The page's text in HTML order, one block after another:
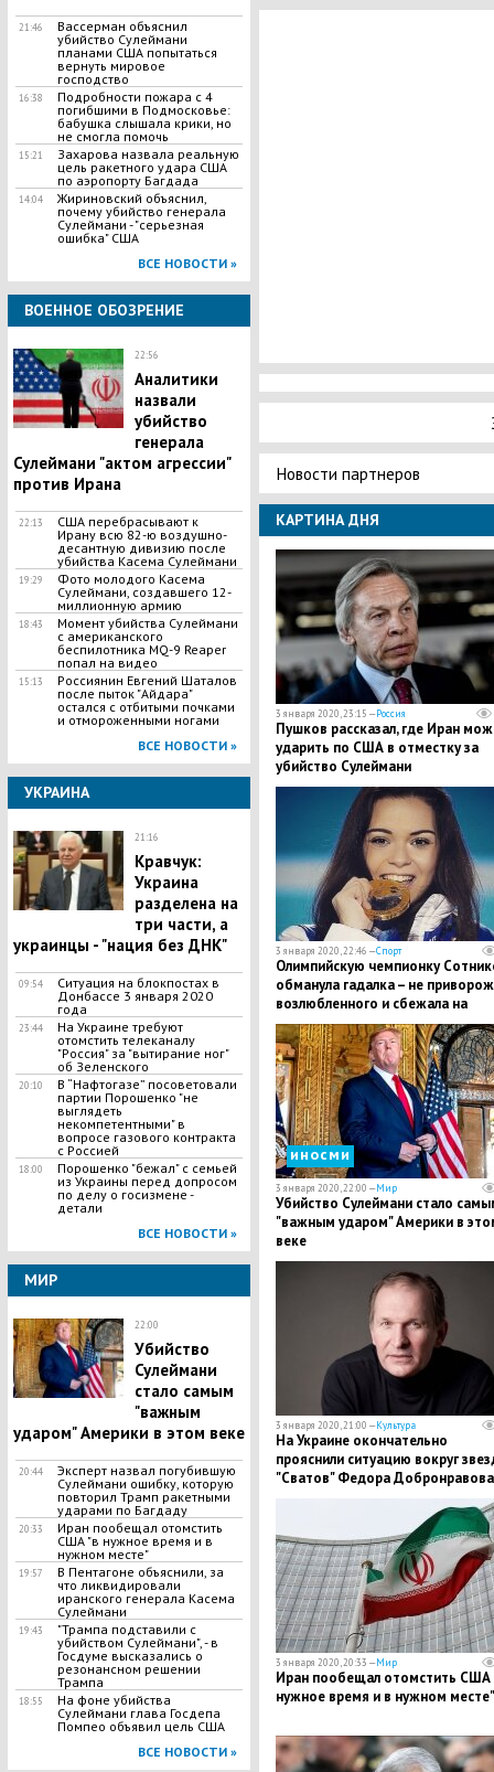
21:46
Вассерман объяснил
убийство Сулеймани
планами США попытаться
вернуть мировое
господство
16:38
Подробности пожара с 4
погибшими в Подмосковье:
бабушка слышала крики, но
не смогла помочь
15:21
Захарова назвала реальную
цель ракетного удара США
по аэропорту Багдада
14:04
Жириновский объяснил,
почему убийство генерала
Сулеймани - "серьезная
ошибка" США
ВСЕ НОВОСТИ »
ВОЕННОЕ ОБОЗРЕНИЕ
22:56
Аналитики
назвали
убийство
генерала
Сулеймани "актом агрессии"
против Ирана
22:13
США перебрасывают к
Ирану всю 82-ю воздушно-
десантную дивизию после
убийства Касема Сулеймани
19:29
Фото молодого Касема
Сулеймани, создавшего 12-
миллионную армию
18:43
Момент убийства Сулеймани
с американского
беспилотника MQ-9 Reaper
попал на видео
15:13
Россиянин Евгений Шаталов
после пыток "Айдара"
остался с отбитыми почками
и отмороженными ногами
ВСЕ НОВОСТИ »
УКРАИНА
21:16
Кравчук:
Украина
разделена на
три части, а
украинцы - "нация без ДНК"
09:54
Ситуация на блокпостах в
Донбассе 3 января 2020
года
23:44
На Украине требуют
отомстить телеканалу
"Россия" за "вытирание ног"
об Зеленского
20:10
​В “Нафтогазе” посоветовали
партии Порошенко "не
выглядеть
некомпетентными" в
вопросе газового контракта
с Россией
18:00
Порошенко "бежал" с семьей
из Украины перед допросом
по делу о госизмене -
детали
ВСЕ НОВОСТИ »
МИР
22:00
Убийство
Сулеймани
стало самым
"важным
ударом" Америки в этом веке
20:44
​Эксперт назвал погубившую
Сулеймани ошибку, которую
повторил Трамп ракетными
ударами по Багдаду
20:33
Иран пообещал отомстить
США "в нужное время и в
нужном месте"
19:57
В Пентагоне объяснили, за
что ликвидировали
иранского генерала Касема
Сулеймани
19:43
"Трампа подставили с
убийством Сулеймани", - в
Госдуме высказались о
резонансном решении
Трампа
18:55
На фоне убийства
Сулеймани глава Госдепа
Помпео объявил цель США
ВСЕ НОВОСТИ »
Новости партнеров
КАРТИНА ДНЯ
3 января 2020, 23:15 —Россия
Пушков рассказал, где Иран
ударить по США в отместку за
убийство Сулеймани
3 января 2020, 22:46 —Спорт
​Олимпийскую чемпионку
обманула гадалка – не
возлюбленного и сбежала на
Украину
иносми
3 января 2020, 22:00 —Мир
Убийство Сулеймани стало
"важным ударом" Америки в
веке
3 января 2020, 21:00 —Культура
На Украине окончательно
прояснили ситуацию вокруг
"Сватов" Федора Добронравова
3 января 2020, 20:33 —Мир
Иран пообещал отомстить США
нужное время и в нужном месте"